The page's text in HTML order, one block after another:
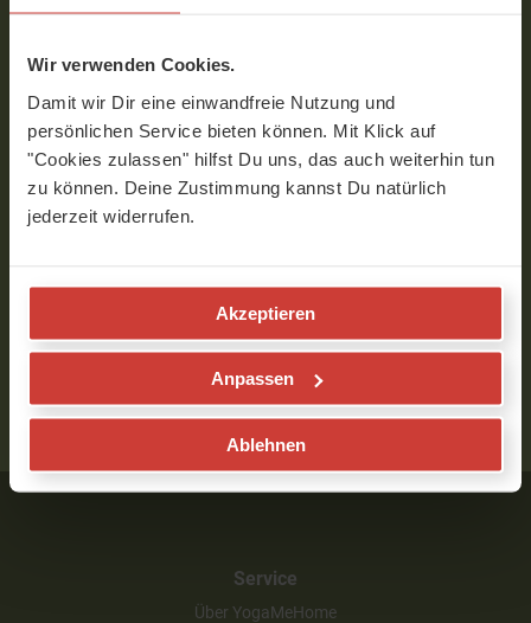
Wir verwenden Cookies.
Damit wir Dir eine einwandfreie Nutzung und
persönlichen Service bieten können. Mit Klick auf
"Cookies zulassen" hilfst Du uns, das auch weiterhin tun
zu können. Deine Zustimmung kannst Du natürlich
jederzeit widerrufen.
Akzeptieren
Anpassen
Ablehnen
Folge Dr. med. Daniela Paepke
ALLE LEHRER ZEIGEN
Service
Über YogaMeHome